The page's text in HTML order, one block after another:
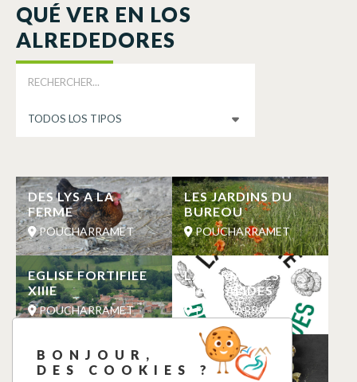
QUÉ VER EN LOS
ALREDEDORES
DES LYS A LA
FERME
POUCHARRAMET
LES JARDINS DU
BUREOU
POUCHARRAMET
EGLISE FORTIFIEE
XIIIE
POUCHARRAMET
LA FERME DES
MARGALIDES
POUCHARRAMET
TOILETTE
POUCHARRAMET
LABODELICES
POUCHARRAMET
BONJOUR,
DES COOKIES ?